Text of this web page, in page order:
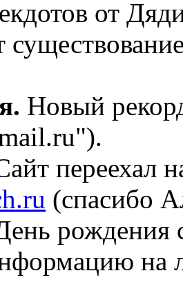
от
. Новый
переехал
(спасибо
рождения
на